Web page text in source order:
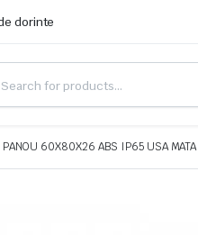
dorinte
PANOU 60X80X26 ABS IP65 USA MATA